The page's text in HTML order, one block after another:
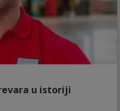
u istoriji